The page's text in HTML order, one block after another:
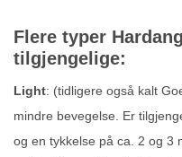
Flere typer
tilgjengelige:
Light: (tidligere også kalt
mindre bevegelse. Er
og en tykkelse på ca. 2 og 3